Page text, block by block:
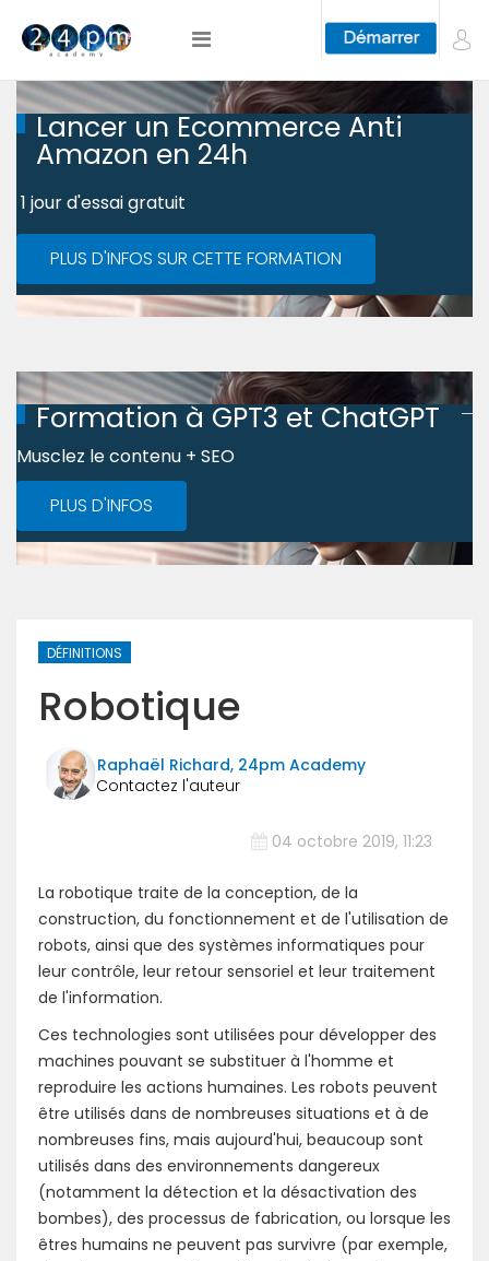
Lancer un Ecommerce Anti
Amazon en 24h
1 jour d'essai gratuit
PLUS D'INFOS SUR CETTE FORMATION
Formation à GPT3 et ChatGPT
Musclez le contenu + SEO
PLUS D'INFOS
DÉFINITIONS
Robotique
Raphaël Richard, 24pm Academy
04 octobre 2019, 11:23
La robotique traite de la conception, de la
construction, du fonctionnement et de l'utilisation de
robots, ainsi que des systèmes informatiques pour
leur contrôle, leur retour sensoriel et leur traitement
de l'information.
Ces technologies sont utilisées pour développer des
machines pouvant se substituer à l'homme et
reproduire les actions humaines. Les robots peuvent
être utilisés dans de nombreuses situations et à de
nombreuses fins, mais aujourd'hui, beaucoup sont
utilisés dans des environnements dangereux
(notamment la détection et la désactivation des
bombes), des processus de fabrication, ou lorsque les
êtres humains ne peuvent pas survivre (par exemple,